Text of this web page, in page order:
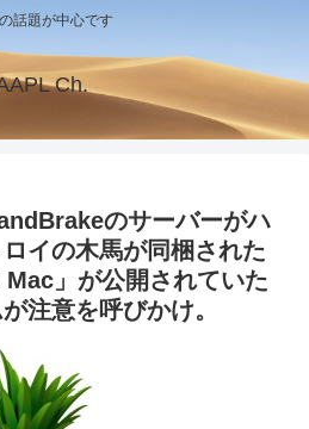
話題が中心です
Ch.
のサーバーがハ
イの木馬が同梱された
Mac」が公開されていた
注意を呼びかけ。